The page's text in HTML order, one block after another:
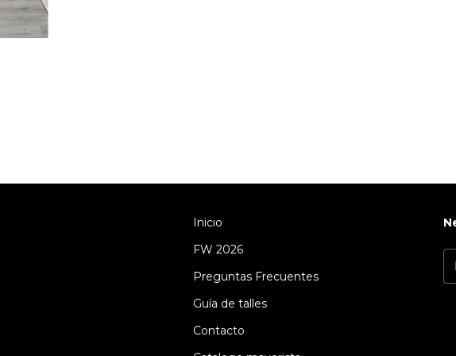
Inicio
FW 2026
Preguntas Frecuentes
Guía de talles
Contacto